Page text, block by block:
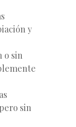
y
o sin
sin